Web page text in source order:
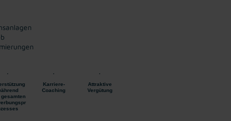
Karriere-
Coaching
Attraktive
Vergütung